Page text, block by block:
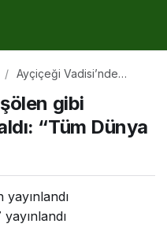
Ayçiçeği Vadisi’nde
geride kaldı: “Tüm Dünya
Sakarya’yı izledi”
gibi
“Tüm Dünya
yayınlandı
yayınlandı